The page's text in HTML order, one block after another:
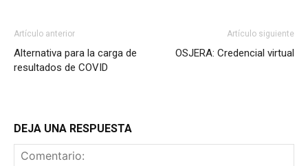
Artículo anterior
Alternativa para la carga de
resultados de COVID
Artículo siguiente
OSJERA: Credencial virtual
DEJA UNA RESPUESTA